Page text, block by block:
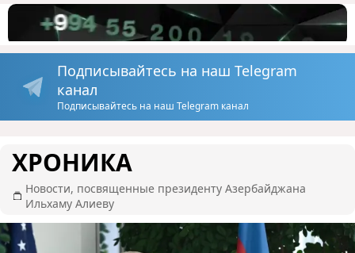
Подписывайтесь на наш Telegram
канал
Подписывайтесь на наш Telegram канал
ХРОНИКА
Новости, посвященные президенту Азербайджана
Ильхаму Алиеву